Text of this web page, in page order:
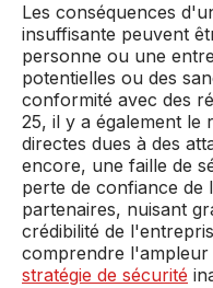
Les conséquences
insuffisante peuvent
personne ou une
potentielles ou des
conformité avec des
25, il y a également le
directes dues à des
encore, une faille de
perte de confiance de
partenaires, nuisant
crédibilité de
comprendre l'ampleur
stratégie de sécurité